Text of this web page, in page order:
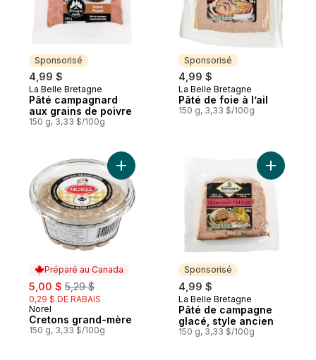
Sponsorisé
4,99 $
Sponsorisé
La Belle Bretagne
Pâté campagnard
aux grains de poivre
150 g, 3,33 $/100g
Sponsorisé
4,99 $
Sponsorisé
La Belle Bretagne
Pâté de foie à l’ail
150 g, 3,33 $/100g
Préparé au Canada
sale:
5,00 $ , formerly:
5,29 $
0,29 $ DE RABAIS
Préparé au Canada
Norel
Cretons grand-mère
150 g, 3,33 $/100g
Ajouter Cretons grand-mère au panier
Sponsorisé
4,99 $
Sponsorisé
La Belle Bretagne
Pâté de campagne
glacé, style ancien
150 g, 3,33 $/100g
Ajouter